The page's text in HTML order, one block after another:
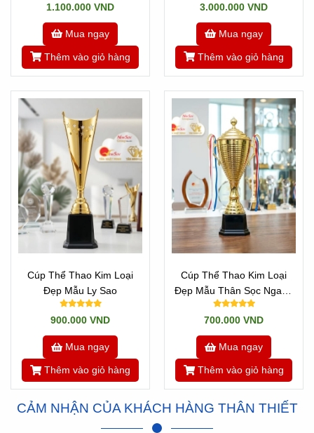
1.100.000 VND
Mua ngay
Thêm vào giỏ hàng
3.000.000 VND
Mua ngay
Thêm vào giỏ hàng
Cúp Thể Thao Kim Loại
Đẹp Mẫu Ly Sao
900.000 VND
Mua ngay
Thêm vào giỏ hàng
Cúp Thể Thao Kim Loại
Đẹp Mẫu Thân Sọc Ngang
Đẹp
700.000 VND
Mua ngay
Thêm vào giỏ hàng
CẢM NHẬN CỦA KHÁCH HÀNG THÂN THIẾT